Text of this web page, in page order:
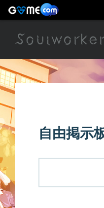
自由掲示